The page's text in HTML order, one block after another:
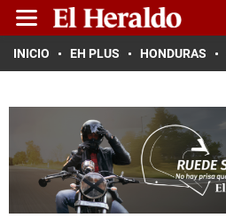
INICIO EH PLUS HONDURAS